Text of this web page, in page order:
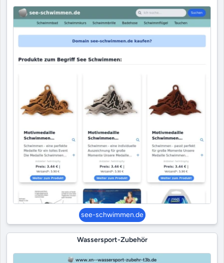
see-schwimmen.de
Wassersport-Zubehör